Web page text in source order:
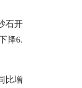
石开
降6.
比增